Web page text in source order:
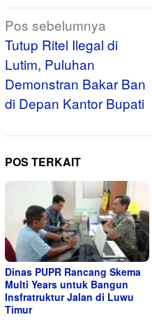
Navigasi
pos
Pos sebelumnya
Tutup Ritel Ilegal di
Lutim, Puluhan
Demonstran Bakar Ban
di Depan Kantor Bupati
POS TERKAIT
Dinas PUPR Rancang Skema
Multi Years untuk Bangun
Insfratruktur Jalan di Luwu
Timur